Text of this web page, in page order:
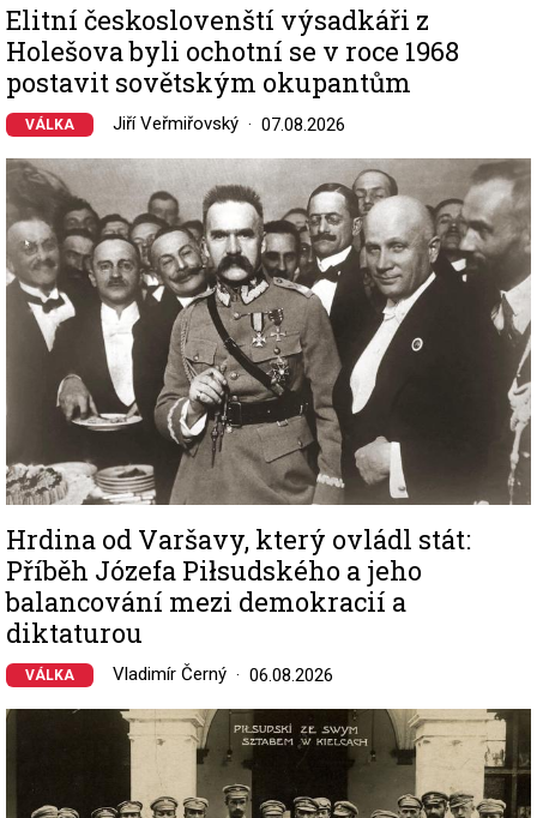
Elitní českoslovenští výsadkáři z
Holešova byli ochotní se v roce 1968
postavit sovětským okupantům
VÁLKA Jiří Veřmiřovský 07.08.2026
Image
Hrdina od Varšavy, který ovládl stát:
Příběh Józefa Piłsudského a jeho
balancování mezi demokracií a
diktaturou
VÁLKA Vladimír Černý 06.08.2026
Image